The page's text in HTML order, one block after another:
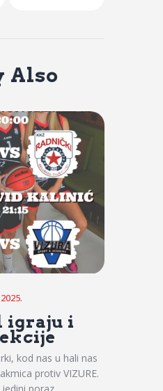
Also
igraju i
kod nas u hali nas
protiv VIZURE.